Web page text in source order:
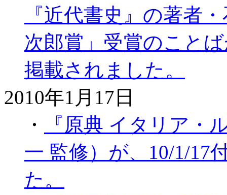
『近代書史』の著者
次郎賞」受賞のこと
掲載されました。
2010年1月17日
・
『原典 イタリア・
一 監修）が、10/1/17
た。